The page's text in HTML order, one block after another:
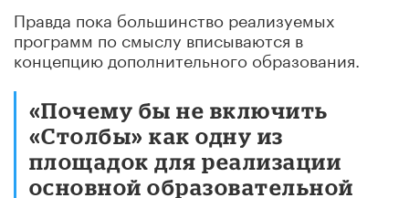
Правда пока большинство реализуемых
программ по смыслу вписываются в
концепцию дополнительного образования.
«Почему бы не включить
«Столбы» как одну из
площадок для реализации
основной образовательной